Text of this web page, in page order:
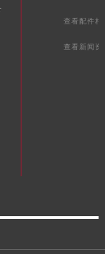
查看配件相
查看新闻资